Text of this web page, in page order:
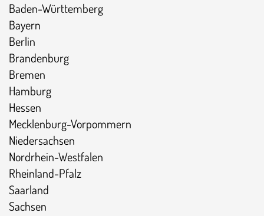
Baden-Württemberg
Bayern
Berlin
Brandenburg
Bremen
Hamburg
Hessen
Mecklenburg-Vorpommern
Niedersachsen
Nordrhein-Westfalen
Rheinland-Pfalz
Saarland
Sachsen